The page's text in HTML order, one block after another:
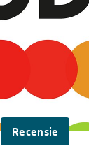
Recensie